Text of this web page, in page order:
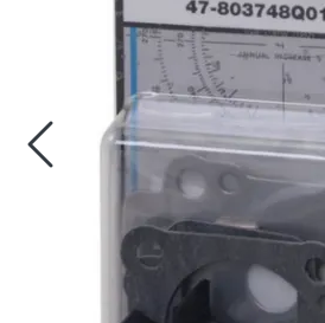
Fortøyning
Fritid/Sikkerhet
Båtpleie/Opplag